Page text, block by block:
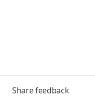
Share feedback
menu